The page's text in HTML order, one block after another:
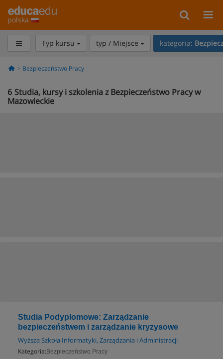
polska
Typ kursu typ / Miejsce kategoria:
Bezpieczeństwo Pracy
6 Studia, kursy i szkolenia z Bezpieczeństwo Pracy w
Mazowieckie
Studia Podyplomowe: Zarządzanie
bezpieczeństwem i zarządzanie kryzysowe
Wyższa Szkoła Informatyki, Zarządzania i Administracji
Kategoria: Bezpieczeństwo Pracy